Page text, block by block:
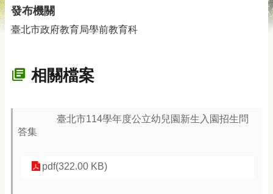
發布機關
臺北市政府教育局學前教育科
相關檔案
臺北市114學年度公立幼兒園新生入園招生問
答集
pdf(322.00 KB)